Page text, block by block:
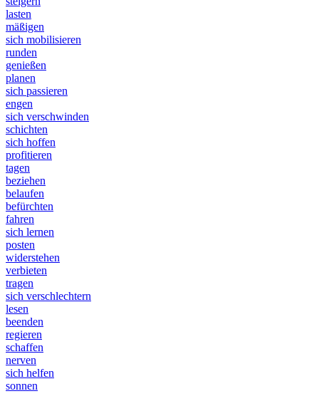
lasten
mäßigen
sich mobilisieren
runden
genießen
planen
sich passieren
engen
sich verschwinden
schichten
sich hoffen
profitieren
tagen
beziehen
belaufen
befürchten
fahren
sich lernen
posten
widerstehen
verbieten
tragen
sich verschlechtern
lesen
beenden
regieren
schaffen
nerven
sich helfen
sonnen